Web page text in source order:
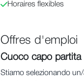
Horaires flexibles
Offres d'emploi
Cuoco capo partita
Stiamo selezionando